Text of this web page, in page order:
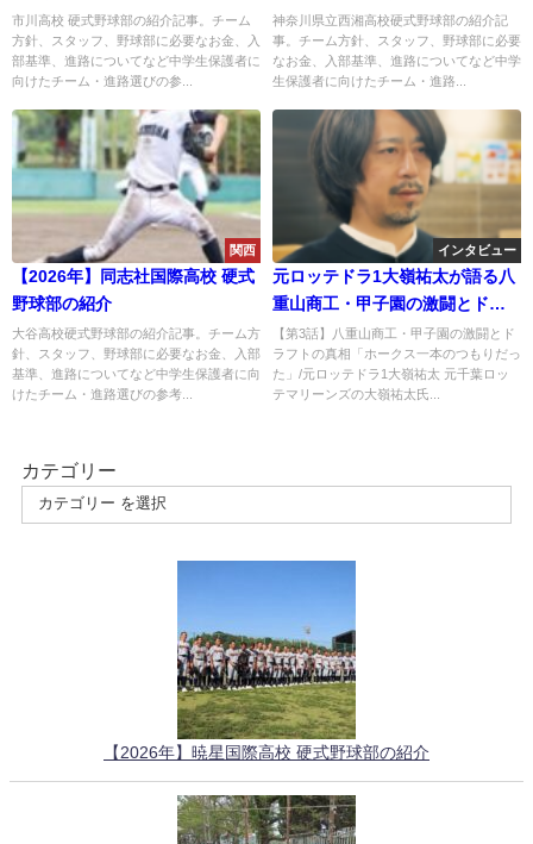
市川高校 硬式野球部の紹介記事。チーム
方針、スタッフ、野球部に必要なお金、入
部基準、進路についてなど中学生保護者に
向けたチーム・進路選びの参...
神奈川県立西湘高校硬式野球部の紹介記
事。チーム方針、スタッフ、野球部に必要
なお金、入部基準、進路についてなど中学
生保護者に向けたチーム・進路...
関西
【2026年】同志社国際高校 硬式
野球部の紹介
大谷高校硬式野球部の紹介記事。チーム方
針、スタッフ、野球部に必要なお金、入部
基準、進路についてなど中学生保護者に向
けたチーム・進路選びの参考...
インタビュー
元ロッテドラ1大嶺祐太が語る八
重山商工・甲子園の激闘とドラ
フトの真相「ホークス一本のつ
もりだった」
【第3話】八重山商工・甲子園の激闘とド
ラフトの真相「ホークス一本のつもりだっ
た」/元ロッテドラ1大嶺祐太 元千葉ロッ
テマリーンズの大嶺祐太氏...
カテゴリー
【2026年】暁星国際高校 硬式野球部の紹介